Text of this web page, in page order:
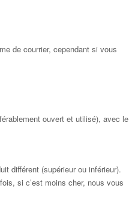
de courrier, cependant si vous
ouvert et utilisé), avec le
différent (supérieur ou inférieur).
si c’est moins cher, nous vous